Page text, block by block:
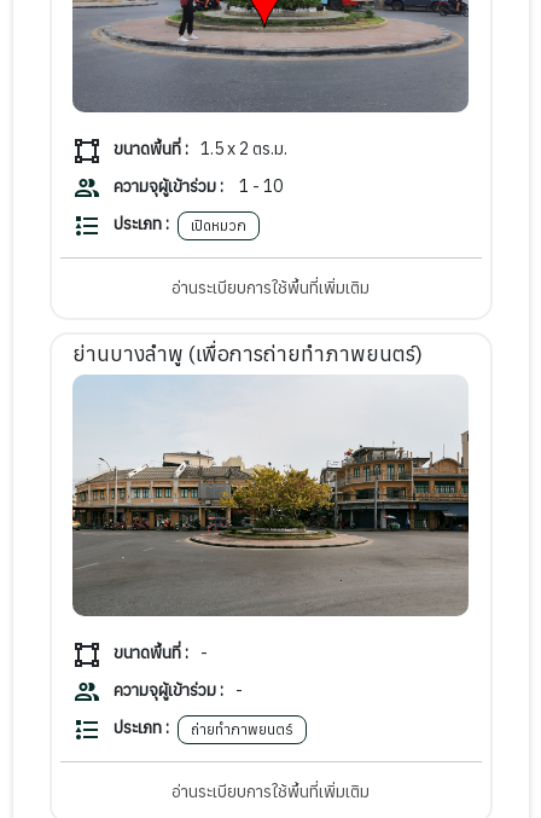
ขนาดพื้นที่ : 1.5 x 2 ตร.ม.
ความจุผู้เข้าร่วม :
1 - 10
ประเภท :
เปิดหมวก
อ่านระเบียบการใช้พื้นที่เพิ่มเติม
ย่านบางลำพู (เพื่อการถ่ายทำภาพยนตร์)
ขนาดพื้นที่ :
-
ความจุผู้เข้าร่วม :
-
ประเภท :
ถ่ายทำภาพยนตร์
อ่านระเบียบการใช้พื้นที่เพิ่มเติม